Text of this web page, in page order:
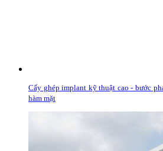
Cấy ghép implant kỹ thuật cao - bước
hàm mặt